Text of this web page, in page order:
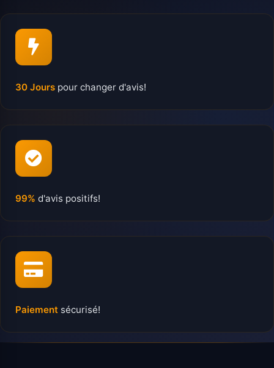
30 Jours pour changer d'avis!
99% d'avis positifs!
Paiement sécurisé!